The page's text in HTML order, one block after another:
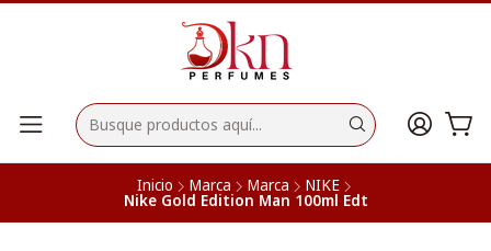
Inicio Marca Marca NIKE
Nike Gold Edition Man 100ml Edt